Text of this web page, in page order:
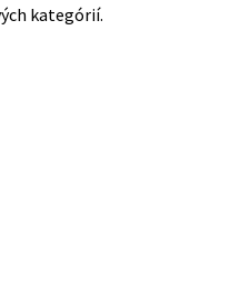
kategórií.